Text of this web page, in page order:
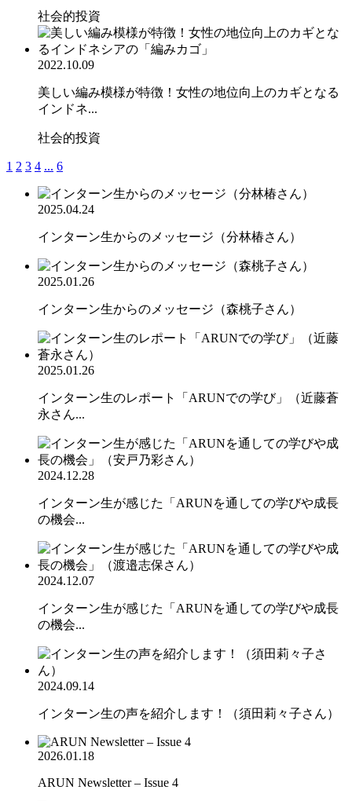
社会的投資
2022.10.09
美しい編み模様が特徴！女性の地位向上のカギとなる
インドネ...
社会的投資
1 2 3 4 ... 6
2025.04.24
インターン生からのメッセージ（分林椿さん）
2025.01.26
インターン生からのメッセージ（森桃子さん）
2025.01.26
インターン生のレポート「ARUNでの学び」（近藤蒼
永さん...
2024.12.28
インターン生が感じた「ARUNを通しての学びや成長
の機会...
2024.12.07
インターン生が感じた「ARUNを通しての学びや成長
の機会...
2024.09.14
インターン生の声を紹介します！（須田莉々子さん）
2026.01.18
ARUN Newsletter – Issue 4